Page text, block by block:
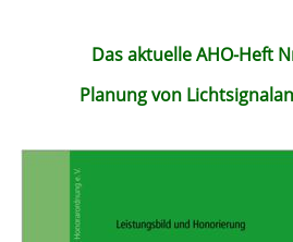
Das aktuelle AHO-Heft
Planung von